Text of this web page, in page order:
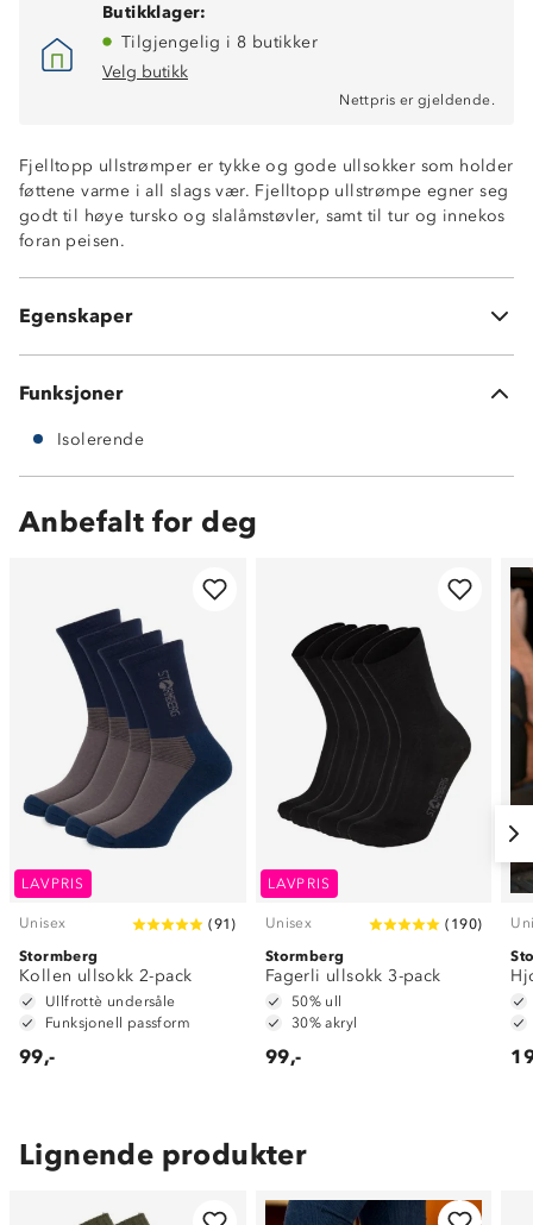
Butikklager:
Tilgjengelig i 8 butikker
Velg butikk
Nettpris er gjeldende.
Fjelltopp ullstrømper er tykke og gode ullsokker som holder
føttene varme i all slags vær. Fjelltopp ullstrømpe egner seg
godt til høye tursko og slalåmstøvler, samt til tur og innekos
foran peisen.
Egenskaper
60% ull 38% nylon 2% spandex
Funksjoner
Isolerende
Anbefalt for deg
LAVPRIS
Unisex (91 )
Stormberg
Kollen ullsokk 2-pack
Ullfrottè undersåle
Funksjonell passform
99,-
LAVPRIS
Unisex ( 190)
Stormberg
Fagerli ullsokk 3-pack
50% ull
30% akryl
99,-
Lignende produkter